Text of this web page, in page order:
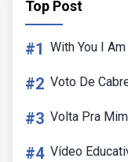
Top Post
#1 With You I
#2 Voto De
#3 Volta Pra
#4 Vídeo